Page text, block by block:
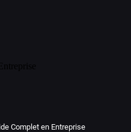
Complet en Entreprise